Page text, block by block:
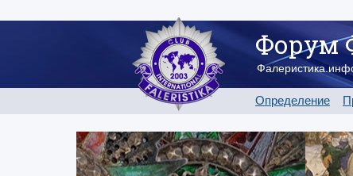
Форум
Определение